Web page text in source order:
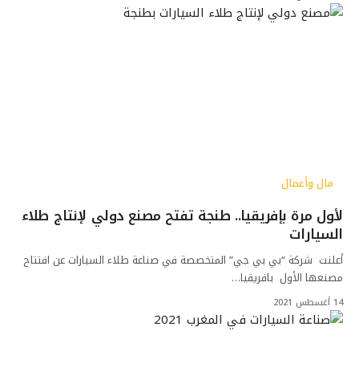
مال وأعمال
لأول مرة بإفريقيا.. طنجة تفتح مصنع دولي لإنتاج طلاء
السيارات
أعلنت شركة “بي بي جي” المتخصصة في صناعة طلاء السيارات عن افتتاح
مصنعها الأول بافريقيا…
14 أغسطس 2021